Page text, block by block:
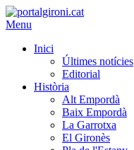
Menu
Inici
Últimes notícies
Editorial
Història
Alt Empordà
Baix Empordà
La Garrotxa
El Gironès